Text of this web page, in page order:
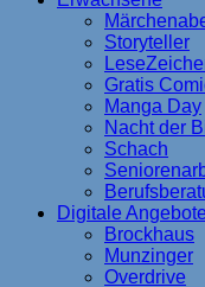
Storyteller
Gratis
Manga Day
Nacht der
Schach
Digitale
Brockhaus
Munzinger
Overdrive